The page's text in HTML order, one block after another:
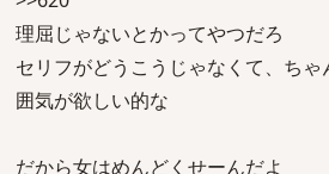
理屈じゃないとかってやつだろ
セリフがどうこうじゃなくて、ち
囲気が欲しい的な
だから女はめんどくせーんだよ